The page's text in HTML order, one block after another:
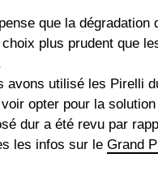
que la
plus prudent que
avons utilisé les Pirelli
opter pour la
dur a été revu par
les infos sur le Grand